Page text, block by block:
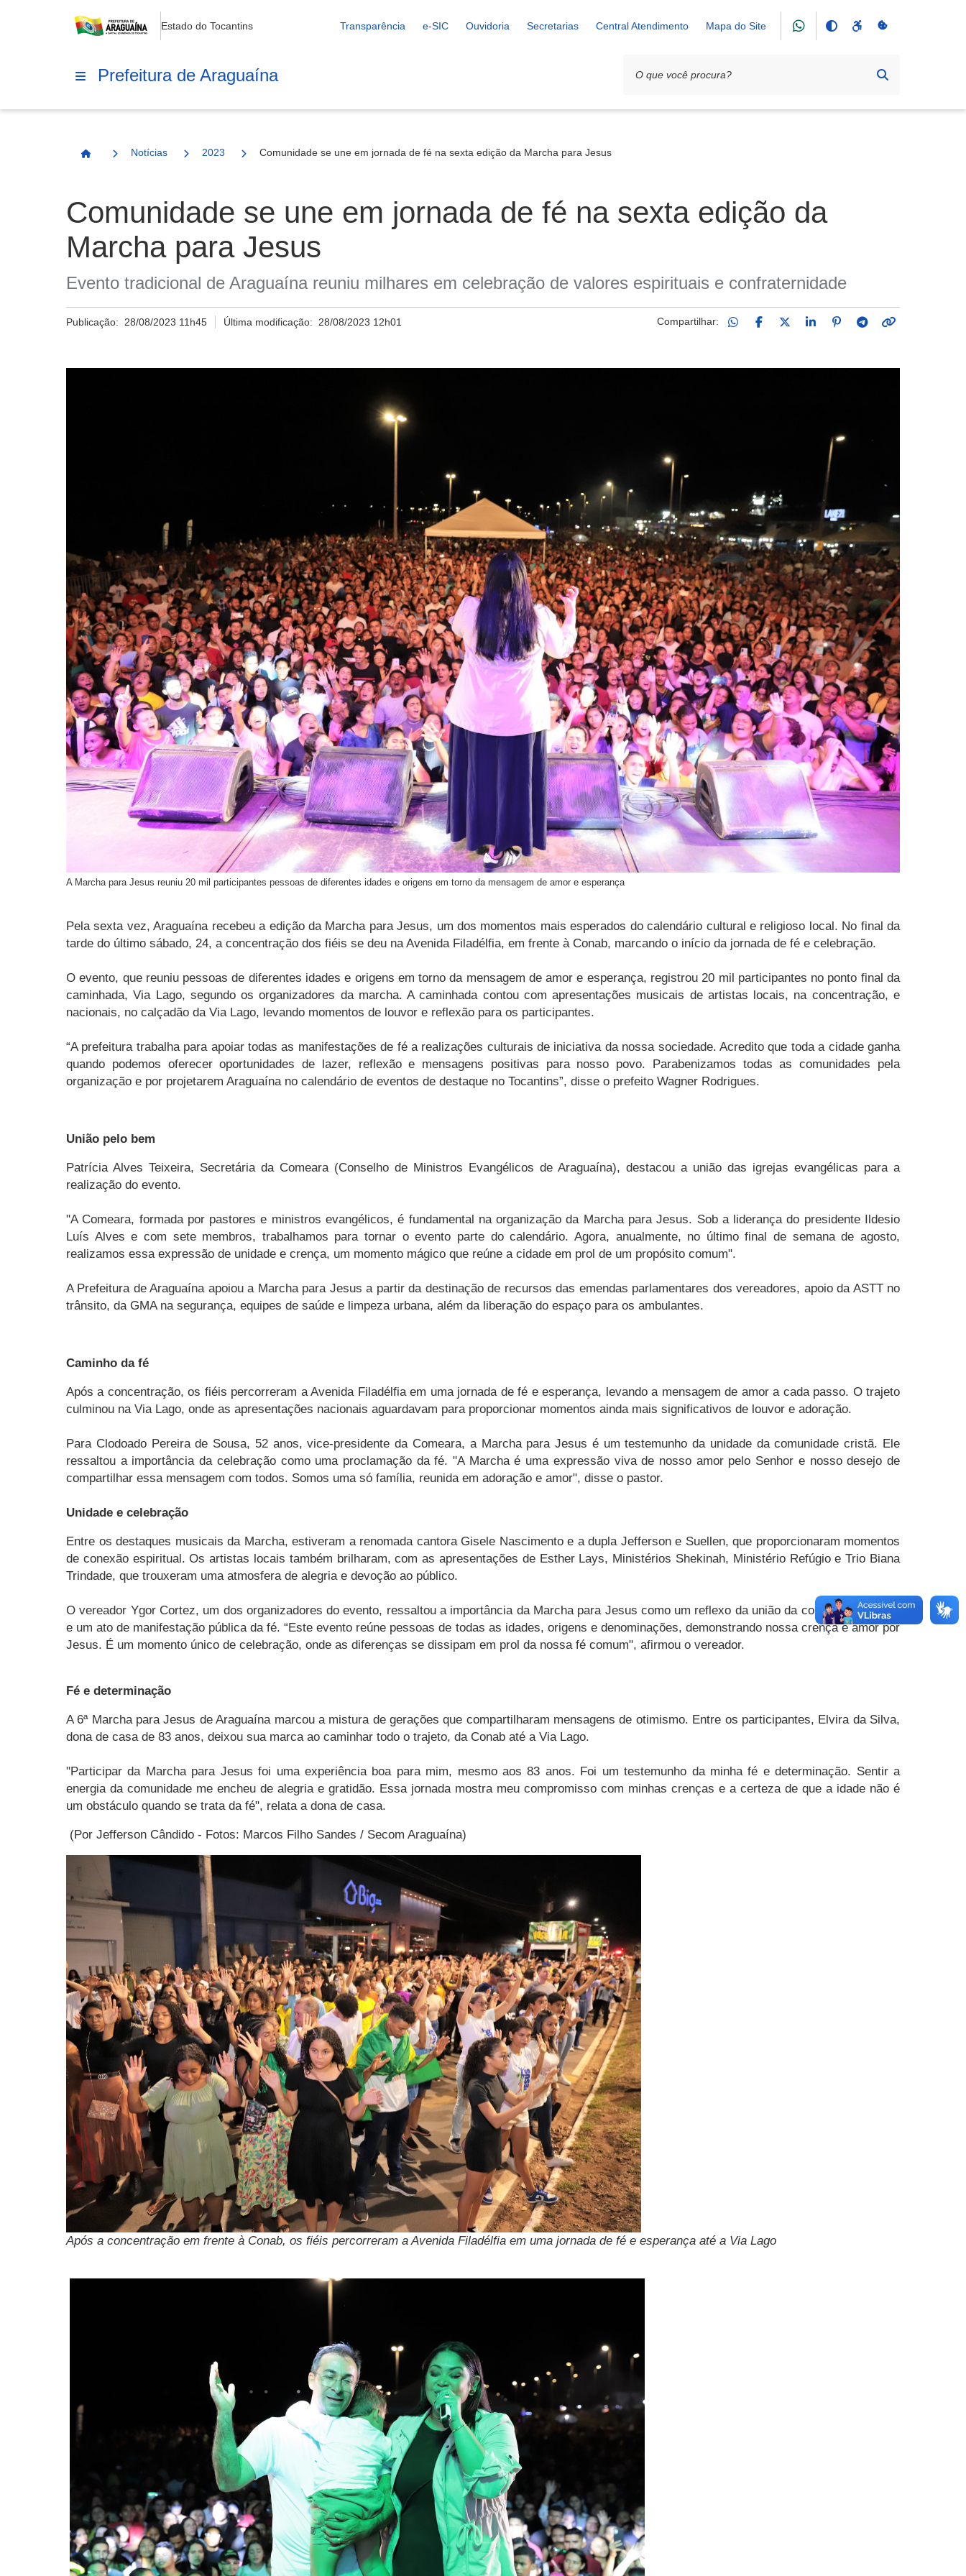
Estado do Tocantins Transparência e-SIC Ouvidoria Secretarias Central Atendimento Mapa do Site
Prefeitura de Araguaína
Página Inicial
Notícias 2023 Comunidade se une em jornada de fé na sexta edição da Marcha para Jesus
Comunidade se une em jornada de fé na sexta edição da
Marcha para Jesus
Evento tradicional de Araguaína reuniu milhares em celebração de valores espirituais e confraternidade
Publicação: 28/08/2023 11h45 Última modificação: 28/08/2023 12h01 Compartilhar:
A Marcha para Jesus reuniu 20 mil participantes pessoas de diferentes idades e origens em torno da mensagem de amor e esperança
Pela sexta vez, Araguaína recebeu a edição da Marcha para Jesus, um dos momentos mais esperados do calendário cultural e religioso local. No final da
tarde do último sábado, 24, a concentração dos fiéis se deu na Avenida Filadélfia, em frente à Conab, marcando o início da jornada de fé e celebração.
O evento, que reuniu pessoas de diferentes idades e origens em torno da mensagem de amor e esperança, registrou 20 mil participantes no ponto final da
caminhada, Via Lago, segundo os organizadores da marcha. A caminhada contou com apresentações musicais de artistas locais, na concentração, e
nacionais, no calçadão da Via Lago, levando momentos de louvor e reflexão para os participantes.
“A prefeitura trabalha para apoiar todas as manifestações de fé a realizações culturais de iniciativa da nossa sociedade. Acredito que toda a cidade ganha
quando podemos oferecer oportunidades de lazer, reflexão e mensagens positivas para nosso povo. Parabenizamos todas as comunidades pela
organização e por projetarem Araguaína no calendário de eventos de destaque no Tocantins”, disse o prefeito Wagner Rodrigues.
União pelo bem
Patrícia Alves Teixeira, Secretária da Comeara (Conselho de Ministros Evangélicos de Araguaína), destacou a união das igrejas evangélicas para a
realização do evento.
"A Comeara, formada por pastores e ministros evangélicos, é fundamental na organização da Marcha para Jesus. Sob a liderança do presidente Ildesio
Luís Alves e com sete membros, trabalhamos para tornar o evento parte do calendário. Agora, anualmente, no último final de semana de agosto,
realizamos essa expressão de unidade e crença, um momento mágico que reúne a cidade em prol de um propósito comum".
A Prefeitura de Araguaína apoiou a Marcha para Jesus a partir da destinação de recursos das emendas parlamentares dos vereadores, apoio da ASTT no
trânsito, da GMA na segurança, equipes de saúde e limpeza urbana, além da liberação do espaço para os ambulantes.
Caminho da fé
Após a concentração, os fiéis percorreram a Avenida Filadélfia em uma jornada de fé e esperança, levando a mensagem de amor a cada passo. O trajeto
culminou na Via Lago, onde as apresentações nacionais aguardavam para proporcionar momentos ainda mais significativos de louvor e adoração.
Para Clodoado Pereira de Sousa, 52 anos, vice-presidente da Comeara, a Marcha para Jesus é um testemunho da unidade da comunidade cristã. Ele
ressaltou a importância da celebração como uma proclamação da fé. "A Marcha é uma expressão viva de nosso amor pelo Senhor e nosso desejo de
compartilhar essa mensagem com todos. Somos uma só família, reunida em adoração e amor", disse o pastor.
Unidade e celebração
Entre os destaques musicais da Marcha, estiveram a renomada cantora Gisele Nascimento e a dupla Jefferson e Suellen, que proporcionaram momentos
de conexão espiritual. Os artistas locais também brilharam, com as apresentações de Esther Lays, Ministérios Shekinah, Ministério Refúgio e Trio Biana
Trindade, que trouxeram uma atmosfera de alegria e devoção ao público.
O vereador Ygor Cortez, um dos organizadores do evento, ressaltou a importância da Marcha para Jesus como um reflexo da união da comunidade cristã
e um ato de manifestação pública da fé. “Este evento reúne pessoas de todas as idades, origens e denominações, demonstrando nossa crença e amor por
Jesus. É um momento único de celebração, onde as diferenças se dissipam em prol da nossa fé comum", afirmou o vereador.
Fé e determinação
A 6ª Marcha para Jesus de Araguaína marcou a mistura de gerações que compartilharam mensagens de otimismo. Entre os participantes, Elvira da Silva,
dona de casa de 83 anos, deixou sua marca ao caminhar todo o trajeto, da Conab até a Via Lago.
"Participar da Marcha para Jesus foi uma experiência boa para mim, mesmo aos 83 anos. Foi um testemunho da minha fé e determinação. Sentir a
energia da comunidade me encheu de alegria e gratidão. Essa jornada mostra meu compromisso com minhas crenças e a certeza de que a idade não é
um obstáculo quando se trata da fé", relata a dona de casa.
(Por Jefferson Cândido - Fotos: Marcos Filho Sandes / Secom Araguaína)
Após a concentração em frente à Conab, os fiéis percorreram a Avenida Filadélfia em uma jornada de fé e esperança até a Via Lago